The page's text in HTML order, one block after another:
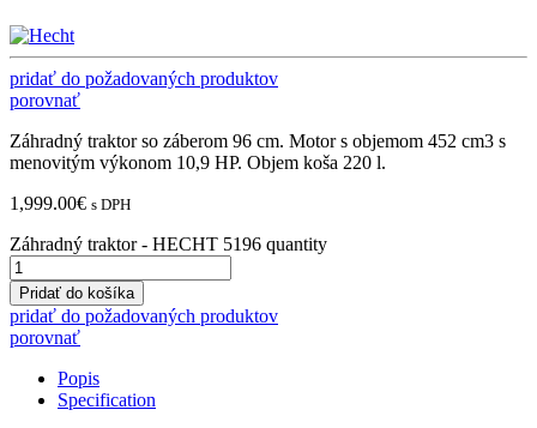
pridať do požadovaných produktov
porovnať
Záhradný traktor so záberom 96 cm. Motor s objemom 452 cm3 s
menovitým výkonom 10,9 HP. Objem koša 220 l.
1,999.00€ s DPH
Záhradný traktor - HECHT 5196 quantity
Pridať do košíka
pridať do požadovaných produktov
porovnať
Popis
Specification